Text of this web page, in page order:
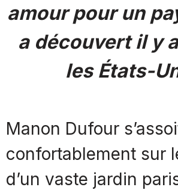
amour pour un
a découvert il y
les États-
Manon Dufour
confortablement sur
d’un vaste jardin